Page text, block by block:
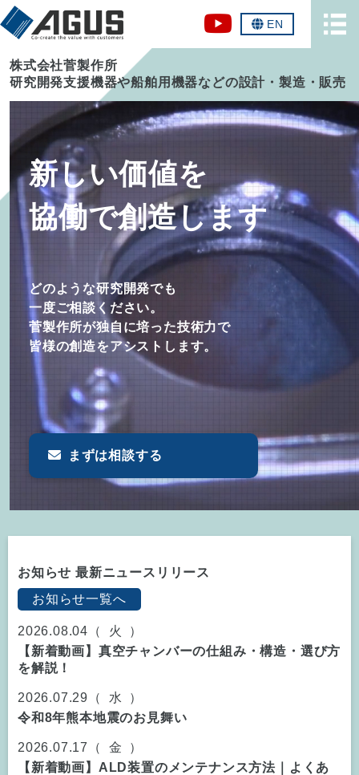
EN
株式会社菅製作所
研究開発支援機器や船舶用機器などの設計・製造・販売
新しい価値を
協働で創造します
どのような研究開発でも
一度ご相談ください。
菅製作所が独自に培った技術力で
皆様の創造をアシストします。
まずは相談する
お知らせ 最新ニュースリリース
お知らせ一覧へ
2026.08.04（ 火
）
【新着動画】真空チャンバーの仕組み・構造・選び方
を解説！
2026.07.29（ 水
）
令和8年熊本地震のお見舞い
2026.07.17（ 金
）
【新着動画】ALD装置のメンテナンス方法｜よくあ